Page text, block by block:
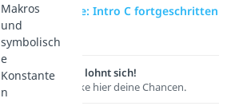
zur Videoseite: Intro C fortgeschritten
I
Lernen lohnt sich!
Entdecke hier deine Chancen.
Makros
und
symbolisch
e
Konstante
n